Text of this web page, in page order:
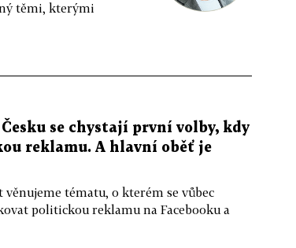
těmi, kterými
se chystají první volby, kdy
reklamu. A hlavní oběť je
věnujeme tématu, o kterém se vůbec
politickou reklamu na Facebooku a